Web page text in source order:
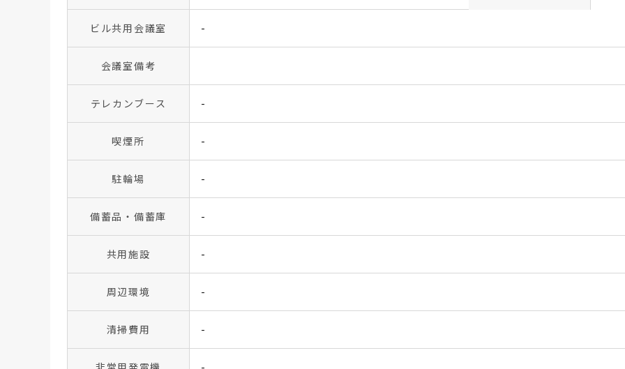
ビル共用会議室 -
会議室備考
テレカンブース -
喫煙所 -
駐輪場 -
備蓄品・備蓄庫 -
共用施設 -
周辺環境 -
清掃費用 -